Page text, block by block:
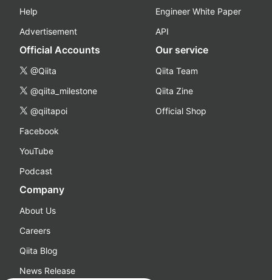
Help
Advertisement
Engineer White Paper
API
Official Accounts
@Qiita
@qiita_milestone
@qiitapoi
Facebook
YouTube
Podcast
Our service
Qiita Team
Qiita Zine
Official Shop
Company
About Us
Careers
Qiita Blog
News Release